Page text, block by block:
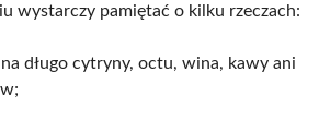
wystarczy pamiętać o kilku rzeczach:
długo cytryny, octu, wina, kawy ani